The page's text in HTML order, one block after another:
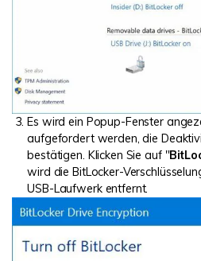
Es wird ein Popup-Fenster
aufgefordert werden, die
bestätigen. Klicken Sie auf "
wird die BitLocker-
USB-Laufwerk entfernt.